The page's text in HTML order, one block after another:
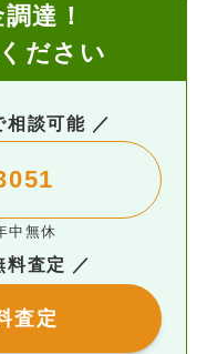
達！
ださい
相談可能 ／
中無休
料査定 ／
査定